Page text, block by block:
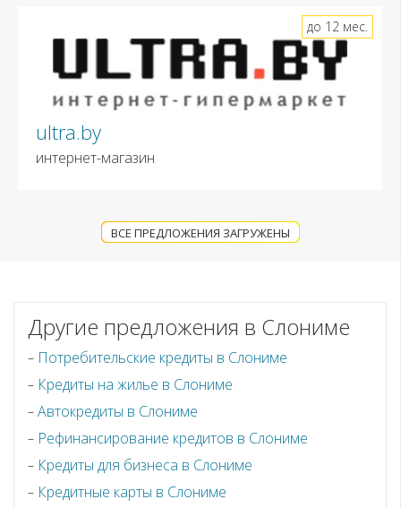
ultra.by
интернет-магазин
до 12 мес.
ВСЕ ПРЕДЛОЖЕНИЯ ЗАГРУЖЕНЫ
Другие предложения в Слониме
Потребительские кредиты в Слониме
Кредиты на жилье в Слониме
Автокредиты в Слониме
Рефинансирование кредитов в Слониме
Кредиты для бизнеса в Слониме
Кредитные карты в Слониме